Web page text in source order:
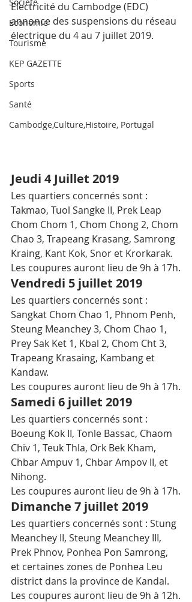
Economie
Tourisme
KEP GAZETTE
Sports
Santé
Cambodge,Culture,Histoire, Portugal
Electricité du Cambodge (EDC)
annonce des suspensions du réseau
électrique du 4 au 7 juillet 2019.
Jeudi 4 Juillet 2019
Les quartiers concernés sont :
Takmao, Tuol Sangke II, Prek Leap
Chom Chom 1, Chom Chong 2, Chom
Chao 3, Trapeang Krasang, Samrong
Kraing, Kant Kok, Snor et Krorkarak.
Les coupures auront lieu de 9h à 17h.
Vendredi 5 juillet 2019
Les quartiers concernés sont :
Sangkat Chom Chao 1, Phnom Penh,
Steung Meanchey 3, Chom Chao 1,
Prey Sak Ket 1, Kbal 2, Chom Cht 3,
Trapeang Krasaing, Kambang et
Kandaw.
Les coupures auront lieu de 9h à 17h.
Samedi 6 juillet 2019
Les quartiers concernés sont :
Boeung Kok II, Tonle Bassac, Chaom
Chiv 1, Teuk Thla, Ork Bek Kham,
Chbar Ampuv 1, Chbar Ampov II, et
Nihong.
Les coupures auront lieu de 9h à 17h.
Dimanche 7 juillet 2019
Les quartiers concernés sont : Stung
Meanchey II, Steung Meanchey III,
Prek Phnov, Ponhea Pon Samrong,
et certaines zones de Ponhea Leu
district dans la province de Kandal.
Les coupures auront lieu de 9h à 12h.